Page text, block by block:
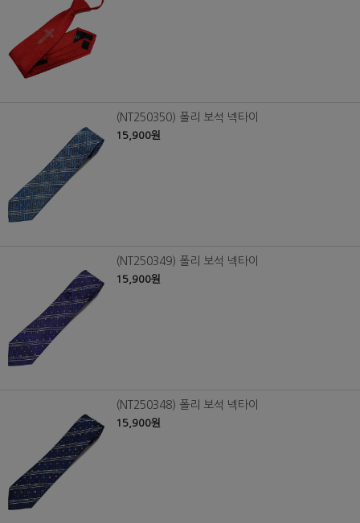
(NT250350) 폴리 보석 넥타이
15,900원
(NT250349) 폴리 보석 넥타이
15,900원
(NT250348) 폴리 보석 넥타이
15,900원